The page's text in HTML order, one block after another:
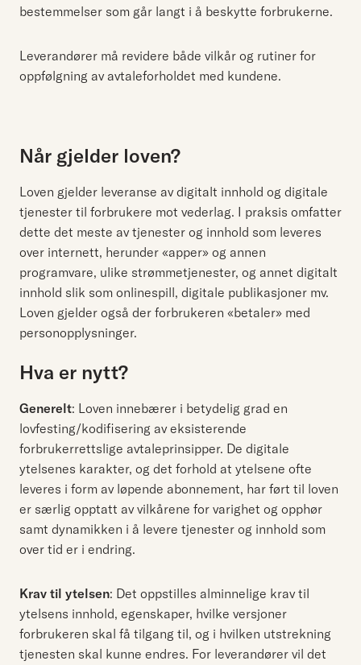
bestemmelser som går langt i å beskytte forbrukerne.
Leverandører må revidere både vilkår og rutiner for
oppfølgning av avtaleforholdet med kundene.
Når gjelder loven?
Loven gjelder leveranse av digitalt innhold og digitale
tjenester til forbrukere mot vederlag. I praksis omfatter
dette det meste av tjenester og innhold som leveres
over internett, herunder «apper» og annen
programvare, ulike strømmetjenester, og annet digitalt
innhold slik som onlinespill, digitale publikasjoner mv.
Loven gjelder også der forbrukeren «betaler» med
personopplysninger.
Hva er nytt?
Generelt: Loven innebærer i betydelig grad en
lovfesting/kodifisering av eksisterende
forbrukerrettslige avtaleprinsipper. De digitale
ytelsenes karakter, og det forhold at ytelsene ofte
leveres i form av løpende abonnement, har ført til loven
er særlig opptatt av vilkårene for varighet og opphør
samt dynamikken i å levere tjenester og innhold som
over tid er i endring.
Krav til ytelsen: Det oppstilles alminnelige krav til
ytelsens innhold, egenskaper, hvilke versjoner
forbrukeren skal få tilgang til, og i hvilken utstrekning
tjenesten skal kunne endres. For leverandører vil det